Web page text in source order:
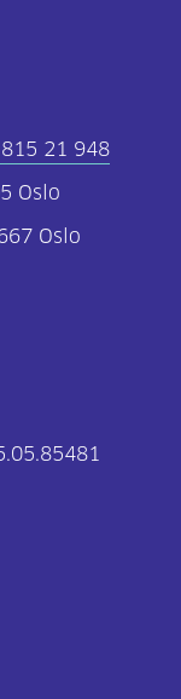
21 948
Oslo
Oslo